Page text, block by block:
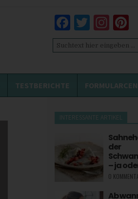
Facebook
Twitter
Suchen
nach:
TESTBERICHTE
INTERESSANTE ARTIKEL
der
– ja
0
Ab